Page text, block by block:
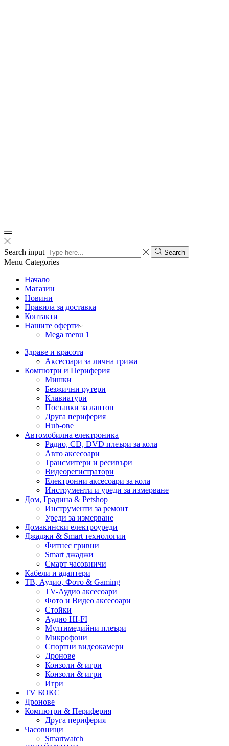
Search input Search
Menu Categories
Начало
Магазин
Новини
Правила за доставка
Контакти
Нашите оферти
Mega menu 1
Здраве и красота
Аксесоари за лична грижа
Компютри и Периферия
Мишки
Безжични рутери
Клавиатури
Поставки за лаптоп
Друга периферия
Hub-ове
Автомобилна електроника
Радио, CD, DVD плеъри за кола
Авто аксесоари
Трансмитери и ресивъри
Видеорегистратори
Електронни аксесоари за кола
Инструменти и уреди за измерване
Дом, Градина & Petshop
Инструменти за ремонт
Уреди за измерване
Домакински електроуреди
Джаджи & Smart технологии
Фитнес гривни
Smart джаджи
Смарт часовничи
Кабели и адаптери
ТВ, Аудио, Фото & Gaming
TV-Аудио аксесоари
Фото и Видео аксесоари
Стойки
Аудио HI-FI
Мултимедийни плеъри
Микрофони
Спортни видеокамери
Дронове
Конзоли & игри
Конзоли & игри
Игри
TV БОКС
Дронове
Компютри & Периферия
Друга периферия
Часовници
Smartwatch